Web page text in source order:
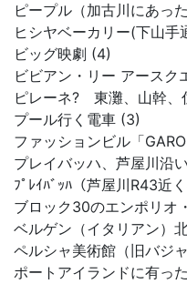
ピープル（加古川にあっ
ヒシヤベーカリー(下山手
ビッグ映劇 (4)
ビビアン・リー アースク
ピレーネ? 東灘、山幹、
プール行く電車 (3)
ファッションビル「
プレイバッハ、芦屋川沿
ﾌﾟﾚｲﾊﾞｯﾊ（芦屋川R43近
ブロック30のエンポリオ
ベルゲン（イタリアン）
ペルシャ美術館（旧バジ
ポートアイランドに有っ